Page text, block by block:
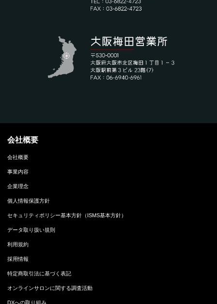
会社概要
会社概要
事業内容
企業理念
個人情報保護方針
セキュリティポリシー基本方針（ISMS基本方針）
データ取り扱い規則
利用規約
採用情報
特定商取引法に基づく表記
オンラインサロンに関する調査活動
DXへの取り組み